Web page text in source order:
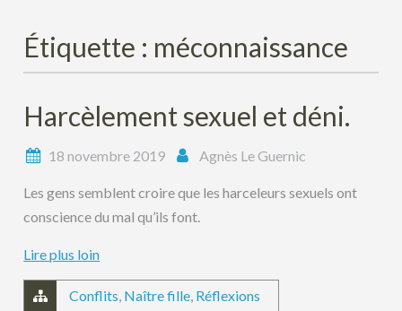
Étiquette : méconnaissance
Harcèlement sexuel et déni.
18 novembre 2019 Agnès Le Guernic
Les gens semblent croire que les harceleurs sexuels ont
conscience du mal qu’ils font.
Lire plus loin
Conflits, Naître fille, Réflexions